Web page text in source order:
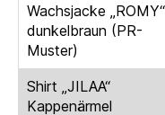
Wachsjacke „ROMY“
dunkelbraun (PR-
Muster)
Shirt „JILAA“
Kappenärmel